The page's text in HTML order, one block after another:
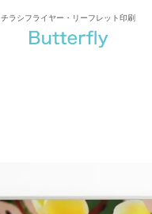
チラシフライヤー・リーフレット印刷